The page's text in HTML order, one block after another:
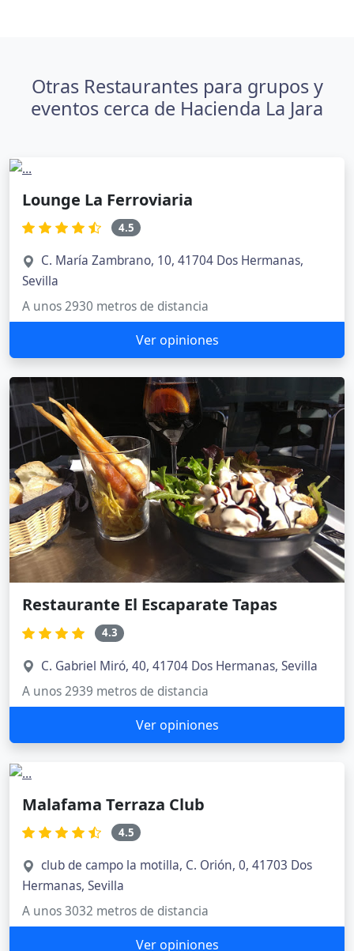
Otras Restaurantes para grupos y
eventos cerca de Hacienda La Jara
Lounge La Ferroviaria
4.5
C. María Zambrano, 10, 41704 Dos Hermanas,
Sevilla
A unos 2930 metros de distancia
Ver opiniones
Restaurante El Escaparate Tapas
4.3
C. Gabriel Miró, 40, 41704 Dos Hermanas, Sevilla
A unos 2939 metros de distancia
Ver opiniones
Malafama Terraza Club
4.5
club de campo la motilla, C. Orión, 0, 41703 Dos
Hermanas, Sevilla
A unos 3032 metros de distancia
Ver opiniones